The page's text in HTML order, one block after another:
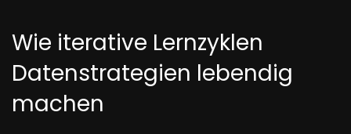
Wie iterative Lernzyklen
Datenstrategien lebendig
machen